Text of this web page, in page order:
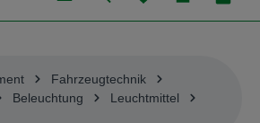
Fahrzeugtechnik
Beleuchtung
Leuchtmittel